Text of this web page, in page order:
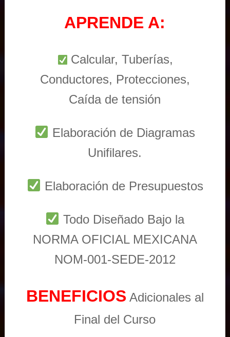
APRENDE A:
Calcular, Tuberías,
Conductores, Protecciones,
Caída de tensión
Elaboración de Diagramas
Unifilares.
Elaboración de Presupuestos
Todo Diseñado Bajo la
NORMA OFICIAL MEXICANA
NOM-001-SEDE-2012
BENEFICIOS Adicionales al
Final del Curso